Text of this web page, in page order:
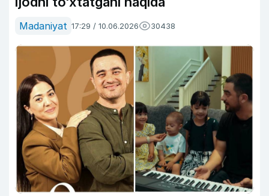
Madaniyat 17:29 / 10.06.2026 30438